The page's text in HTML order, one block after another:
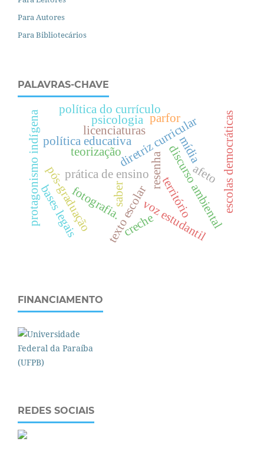
Para Autores
Para Bibliotecários
PALAVRAS-CHAVE
resenha
território
diretriz curricular
prática de ensino
texto escolar
pós-graduação
protagonismo indígena saber
política educativa
discurso ambiental
mídia escolas democráticas
licenciaturas
parfor
voz estudantil
creche
bases legais
psicologia
política do currículo
fotografia.
teorização
afeto
FINANCIAMENTO
REDES SOCIAIS